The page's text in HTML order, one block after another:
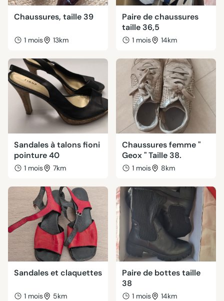
Chaussures, taille 39
1 mois 13km
Paire de chaussures
taille 36,5
1 mois 14km
Sandales à talons fioni
pointure 40
1 mois 7km
Chaussures femme "
Geox " Taille 38.
1 mois 8km
Sandales et claquettes
1 mois 5km
Paire de bottes taille
38
1 mois 14km